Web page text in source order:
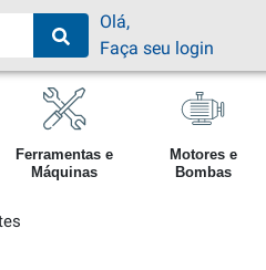
Olá,
Faça seu login
Ferramentas e
Máquinas
Motores e
Bombas